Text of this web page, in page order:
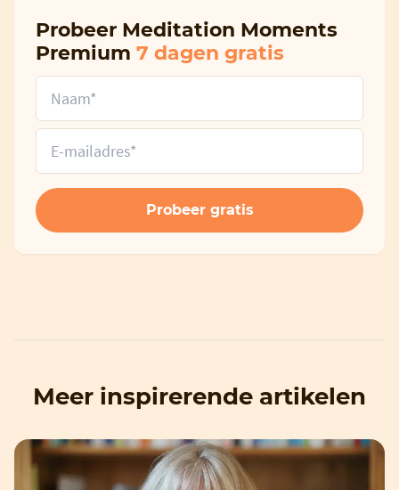
Probeer Meditation Moments
Premium 7 dagen gratis
Meer inspirerende artikelen